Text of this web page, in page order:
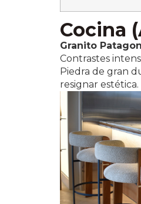
Cocina
Granito
Contrastes
Piedra de gran
resignar estética.